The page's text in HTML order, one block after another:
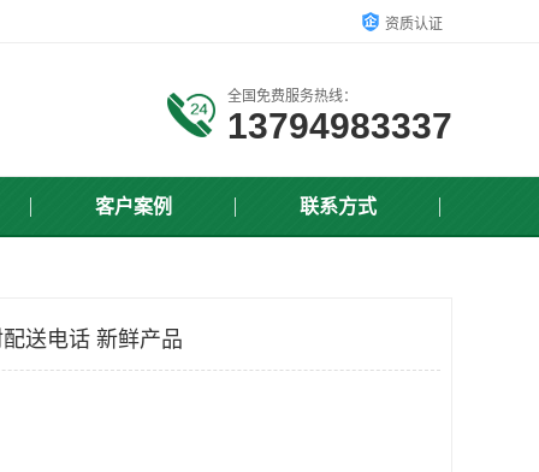
资质认证
全国免费服务热线：
13794983337
客户案例 联系方式
送电话 新鲜产品